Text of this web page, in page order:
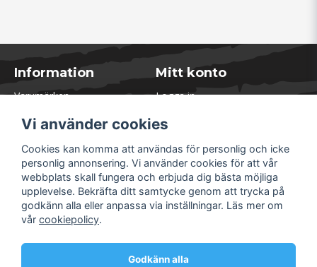
Information
Varumärken
Kontakta oss
Öppettider Lager
Om Soliduct
Soliduct & Ventilation.se
Informationssidor
Returer
Villkor & Policy
Mitt konto
Logga in
Glömt lösenord?
Säkra betalningar
Vi använder cookies
Cookies kan komma att användas för personlig och icke
personlig annonsering. Vi använder cookies för att vår
webbplats skall fungera och erbjuda dig bästa möjliga
upplevelse. Bekräfta ditt samtycke genom att trycka på
godkänn alla eller anpassa via inställningar. Läs mer om
vår cookiepolicy.
Godkänn alla